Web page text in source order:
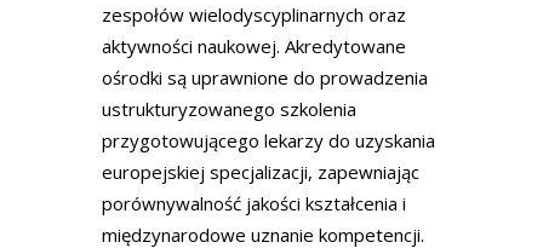
zespołów wielodyscyplinarnych oraz
aktywności naukowej. Akredytowane
ośrodki są uprawnione do prowadzenia
ustrukturyzowanego szkolenia
przygotowującego lekarzy do uzyskania
europejskiej specjalizacji, zapewniając
porównywalność jakości kształcenia i
międzynarodowe uznanie kompetencji.